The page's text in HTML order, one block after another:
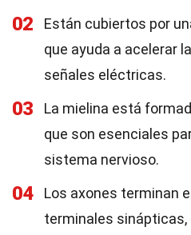
02
Están cubiertos por
que ayuda a acelerar
señales eléctricas.
03
La mielina está
que son esenciales
sistema nervioso.
04
Los axones terminan
terminales sinápticas,